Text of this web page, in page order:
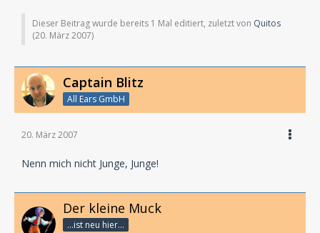
Dieser Beitrag wurde bereits 1 Mal editiert, zuletzt von Quitos
(20. März 2007)
Captain Blitz
All Ears GmbH
20. März 2007
Nenn mich nicht Junge, Junge!
Der kleine Muck
...ist neu hier...